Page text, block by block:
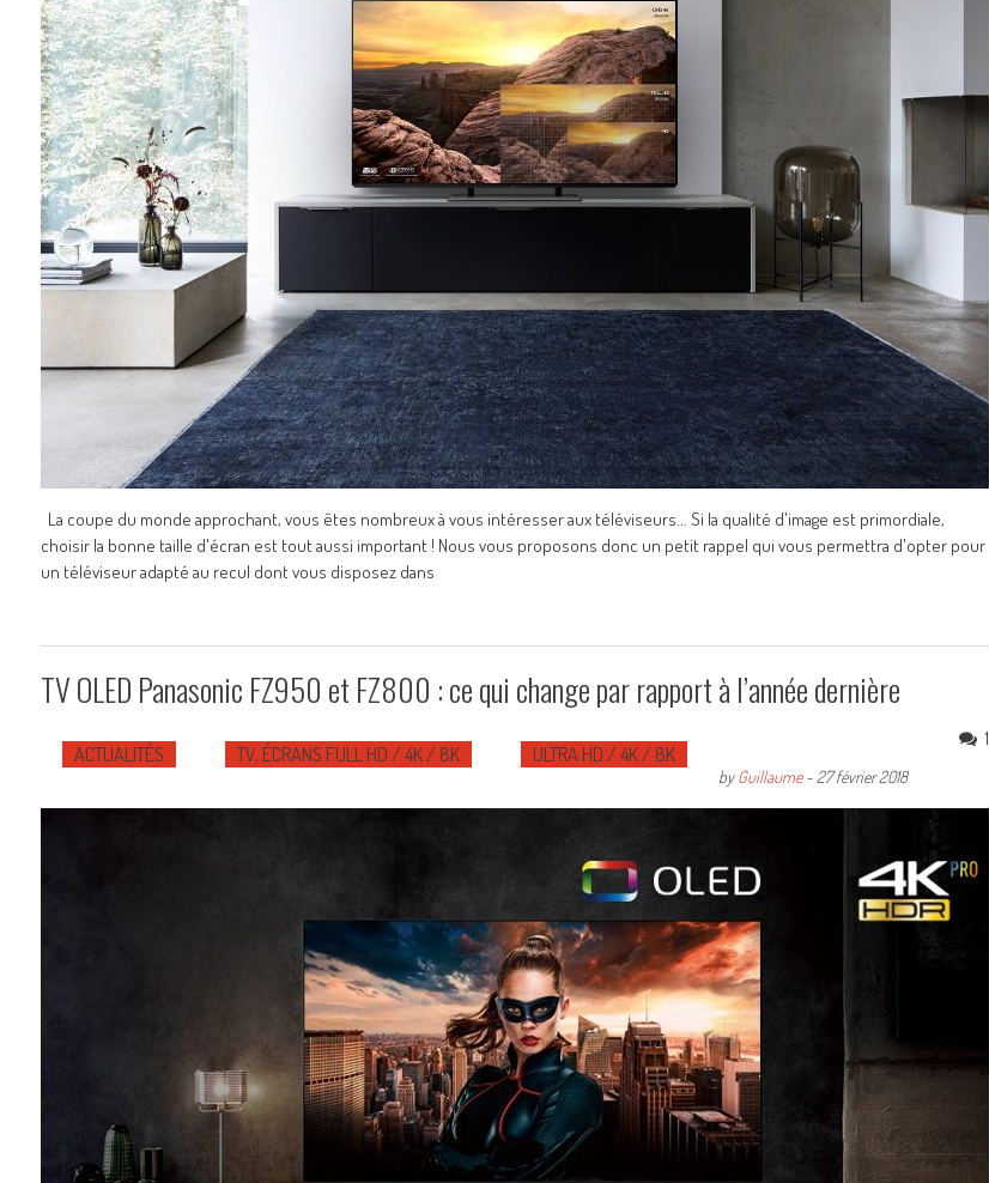
La coupe du monde approchant, vous êtes nombreux à vous intéresser aux téléviseurs... Si la qualité d'image est primordiale,
choisir la bonne taille d'écran est tout aussi important ! Nous vous proposons donc un petit rappel qui vous permettra d'opter pour
un téléviseur adapté au recul dont vous disposez dans
TV OLED Panasonic FZ950 et FZ800 : ce qui change par rapport à l’année dernière
ACTUALITÉS TV, ÉCRANS FULL HD / 4K / 8K ULTRA HD / 4K / 8K
byGuillaume- 27 février 2018
1